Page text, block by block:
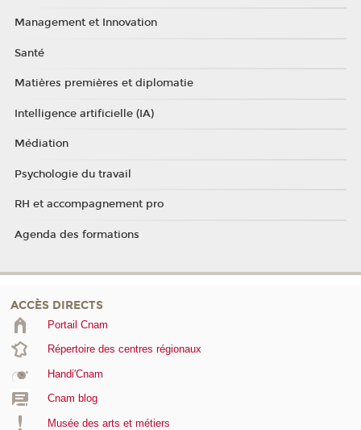
Management et Innovation
Santé
Matières premières et diplomatie
Intelligence artificielle (IA)
Médiation
Psychologie du travail
RH et accompagnement pro
Agenda des formations
ACCÈS DIRECTS
Portail Cnam
Répertoire des centres régionaux
Handi'Cnam
Cnam blog
Musée des arts et métiers